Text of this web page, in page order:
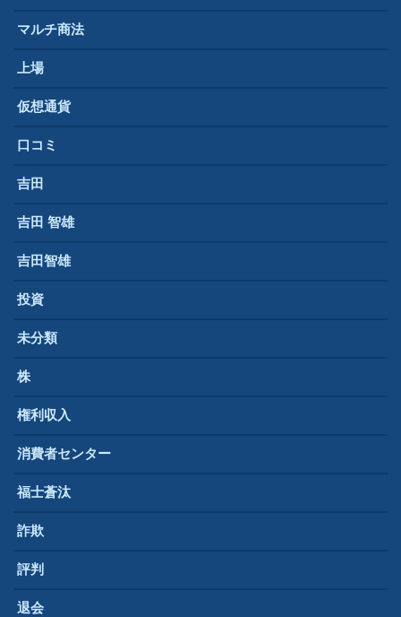
マルチ商法
上場
仮想通貨
口コミ
吉田
吉田 智雄
吉田智雄
投資
未分類
株
権利収入
消費者センター
福士蒼汰
詐欺
評判
退会